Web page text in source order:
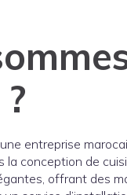
entreprise
la conception de
offrant des